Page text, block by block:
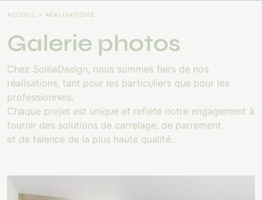
ACCUEIL RÉALISATIONS
Galerie photos
Chez SoléaDesign, nous sommes fiers de nos
réalisations, tant pour les particuliers que pour les
professionnels.
Chaque projet est unique et reflète notre engagement à
fournir des solutions de carrelage, de parrement,
et de faïence de la plus haute qualité..